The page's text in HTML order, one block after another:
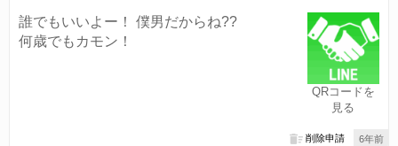
QRコードを
見る
誰でもいいよー！ 僕男だからね??
何歳でもカモン！
6年前
削除申請